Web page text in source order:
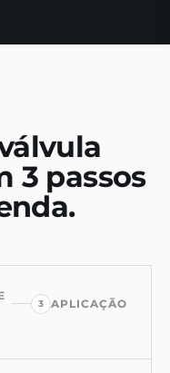
3 passos
3
APLICAÇÃO